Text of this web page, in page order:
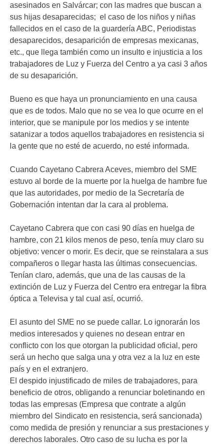
asesinados en Salvárcar; con las madres que buscan a
sus hijas desaparecidas; el caso de los niños y niñas
fallecidos en el caso de la guardería ABC, Periodistas
desaparecidos, desaparición de empresas mexicanas,
etc., que llega también como un insulto e injusticia a los
trabajadores de Luz y Fuerza del Centro a ya casi 3 años
de su desaparición.
Bueno es que haya un pronunciamiento en una causa
que es de todos. Malo que no se vea lo que ocurre en el
interior, que se manipule por los medios y se intente
satanizar a todos aquellos trabajadores en resistencia si
la gente que no esté de acuerdo, no esté informada.
Cuando Cayetano Cabrera Aceves, miembro del SME
estuvo al borde de la muerte por la huelga de hambre fue
que las autoridades, por medio de la Secretaría de
Gobernación intentan dar la cara al problema.
Cayetano Cabrera que con casi 90 días en huelga de
hambre, con 21 kilos menos de peso, tenía muy claro su
objetivo: vencer o morir. Es decir, que se reinstalara a sus
compañeros o llegar hasta las últimas consecuencias.
Tenían claro, además, que una de las causas de la
extinción de Luz y Fuerza del Centro era entregar la fibra
óptica a Televisa y tal cual así, ocurrió.
El asunto del SME no se puede callar. Lo ignorarán los
medios interesados y quienes no desean entrar en
conflicto con los que otorgan la publicidad oficial, pero
será un hecho que salga una y otra vez a la luz en este
país y en el extranjero.
El despido injustificado de miles de trabajadores, para
beneficio de otros, obligando a renunciar boletinando en
todas las empresas (Empresa que contrate a algún
miembro del Sindicato en resistencia, será sancionada)
como medida de presión y renunciar a sus prestaciones y
derechos laborales. Otro caso de su lucha es por la